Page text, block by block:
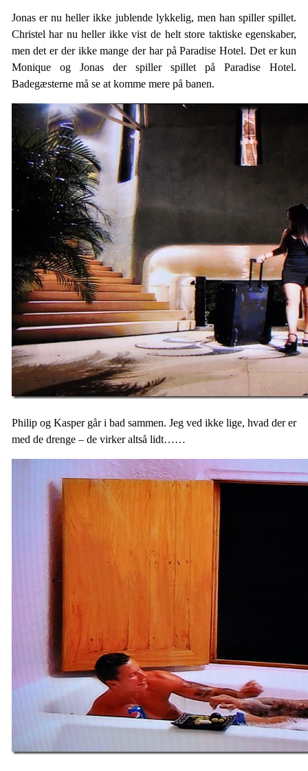
Jonas er nu heller ikke jublende lykkelig, men han spiller spillet.
Christel har nu heller ikke vist de helt store taktiske egenskaber,
men det er der ikke mange der har på Paradise Hotel. Det er kun
Monique og Jonas der spiller spillet på Paradise Hotel.
Badegæsterne må se at komme mere på banen.
Philip og Kasper går i bad sammen. Jeg ved ikke lige, hvad der er
med de drenge – de virker altså lidt……